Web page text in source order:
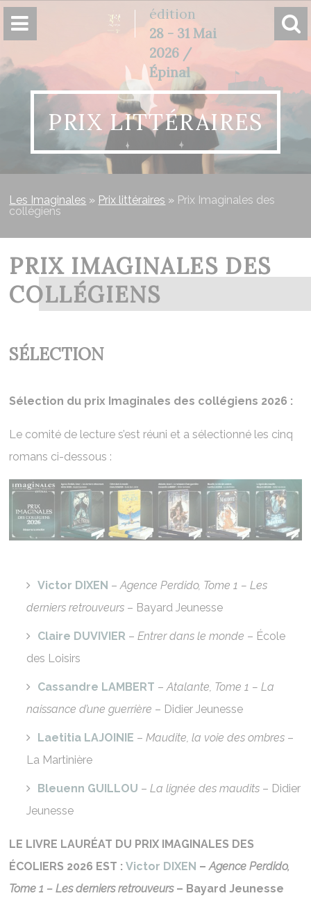
édition
28 - 31 Mai
2026 /
Épinal
PRIX LITTÉRAIRES
Les Imaginales » Prix littéraires » Prix Imaginales des
collégiens
PRIX IMAGINALES DES
COLLÉGIENS
SÉLECTION
Sélection du prix Imaginales des collégiens 2026 :
Le comité de lecture s’est réuni et a sélectionné les cinq
romans ci-dessous :
Victor DIXEN – Agence Perdido, Tome 1 – Les
derniers retrouveurs – Bayard Jeunesse
Claire DUVIVIER –Entrer dans le monde – École
des Loisirs
Cassandre LAMBERT –Atalante, Tome 1 – La
naissance d’une guerrière – Didier Jeunesse
Laetitia LAJOINIE –Maudite, la voie des ombres –
La Martinière
Bleuenn GUILLOU – La lignée des maudits – Didier
Jeunesse
LE LIVRE LAURÉAT DU PRIX IMAGINALES DES
ÉCOLIERS 2026 EST :Victor DIXEN – Agence Perdido,
Tome 1 – Les derniers retrouveurs– Bayard Jeunesse
Panneau de gestion des cookies